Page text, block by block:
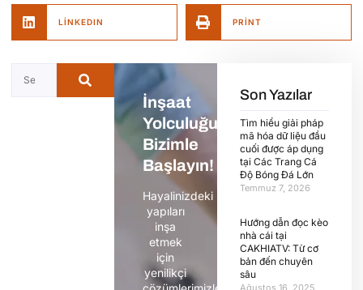
LINKEDIN PRINT
İnşaat
Yolculuğunuza
Bizimle
Başlayın!
Hayalinizdeki
yapıları
inşa
etmek
için
yenilikçi
Son Yazılar
Tìm hiểu giải pháp
mã hóa dữ liệu đầu
cuối được áp dụng
tại Các Trang Cá
Độ Bóng Đá Lớn
Temmuz 7, 2026
Hướng dẫn đọc kèo
nhà cái tại
CAKHIATV: Từ cơ
bản đến chuyên
sâu
Ağustos 16, 2025